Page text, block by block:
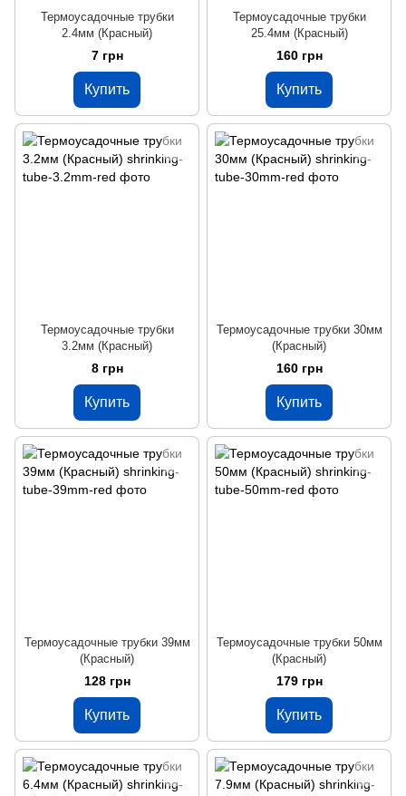
Термоусадочные трубки
2.4мм (Красный)
7 грн
Купить
Термоусадочные трубки
25.4мм (Красный)
160 грн
Купить
Термоусадочные трубки
3.2мм (Красный)
8 грн
Купить
Термоусадочные трубки 30мм
(Красный)
160 грн
Купить
Термоусадочные трубки 39мм
(Красный)
128 грн
Купить
Термоусадочные трубки 50мм
(Красный)
179 грн
Купить